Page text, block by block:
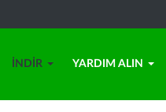
İNDIR YARDIM ALIN